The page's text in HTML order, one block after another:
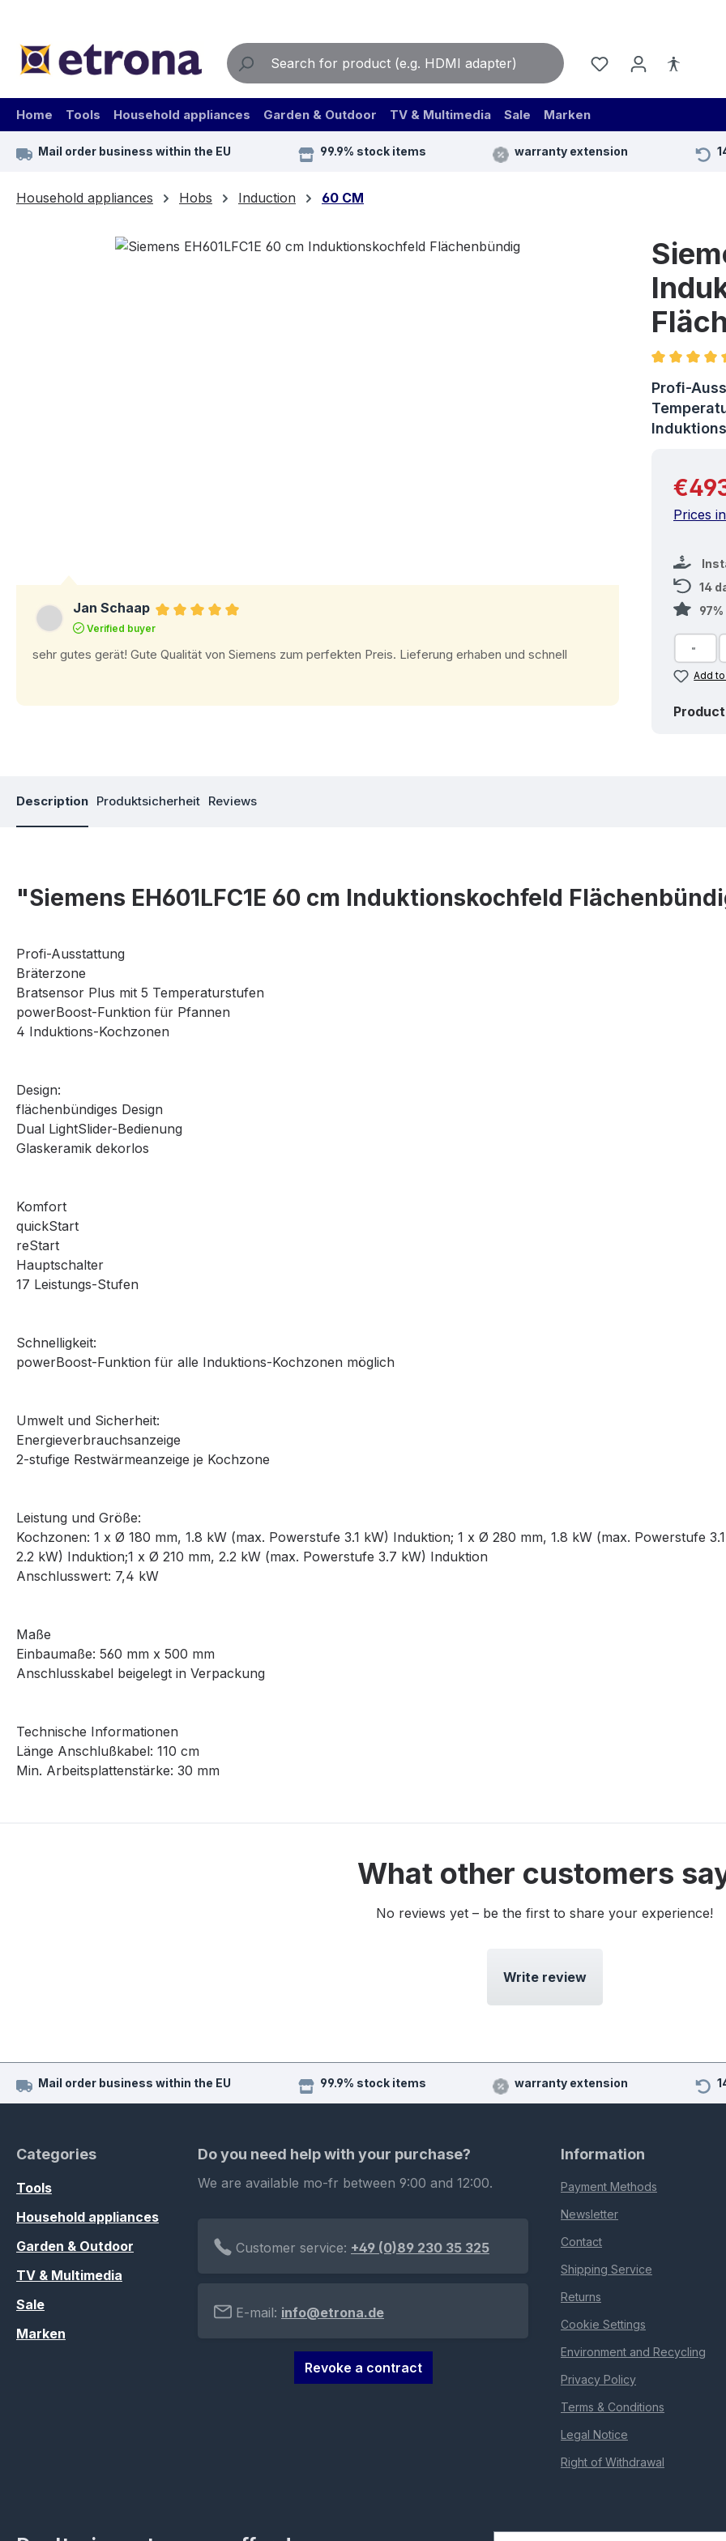
Home Tools Household appliances Garden & Outdoor TV & Multimedia Sale Marken
Mail order business within the EU 99.9% stock items warranty extension
Household appliances Hobs Induction 60 CM
Skip image gallery
Jan Schaap
Review with rating of 5 out of 5 stars
Verified buyer
sehr gutes gerät! Gute Qualität von Siemens zum perfekten Preis. Lieferung erhaben und schnell
Profi-
Regular
Prices
14
Add
Description Produktsicherheit Reviews
"Siemens EH601LFC1E 60 cm Induktionskochfeld
Profi-Ausstattung
Bräterzone
Bratsensor Plus mit 5 Temperaturstufen
powerBoost-Funktion für Pfannen
4 Induktions-Kochzonen
Design:
flächenbündiges Design
Dual LightSlider-Bedienung
Glaskeramik dekorlos
Komfort
quickStart
reStart
Hauptschalter
17 Leistungs-Stufen
Schnelligkeit:
powerBoost-Funktion für alle Induktions-Kochzonen möglich
Umwelt und Sicherheit:
Energieverbrauchsanzeige
2-stufige Restwärmeanzeige je Kochzone
Leistung und Größe:
Kochzonen: 1 x Ø 180 mm, 1.8 kW (max. Powerstufe 3.1 kW) Induktion; 1 x Ø 280 mm, 1.8 kW (max. Powerstufe
2.2 kW) Induktion;1 x Ø 210 mm, 2.2 kW (max. Powerstufe 3.7 kW) Induktion
Anschlusswert: 7,4 kW
Maße
Einbaumaße: 560 mm x 500 mm
Anschlusskabel beigelegt in Verpackung
Technische Informationen
Länge Anschlußkabel: 110 cm
Min. Arbeitsplattenstärke: 30 mm
What other customers
No reviews yet – be the first to share your experience!
Write review
Mail order business within the EU 99.9% stock items warranty extension
Categories
Tools
Household appliances
Garden & Outdoor
TV & Multimedia
Sale
Marken
Do you need help with your purchase?
We are available mo-fr between 9:00 and 12:00.
Customer service: +49 (0)89 230 35 325
E-mail: info@etrona.de
Revoke a contract
Information
Payment Methods
Newsletter
Contact
Shipping Service
Returns
Cookie Settings
Environment and Recycling
Privacy Policy
Terms & Conditions
Legal Notice
Right of Withdrawal